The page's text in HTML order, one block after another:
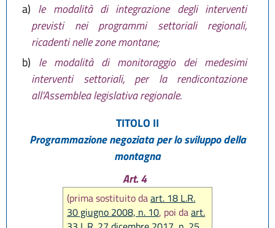
a) le modalità di integrazione degli interventi
previsti nei programmi settoriali regionali,
ricadenti nelle zone montane;
b) le modalità di monitoraggio dei medesimi
interventi settoriali, per la rendicontazione
all'Assemblea legislativa regionale.
TITOLO II
Programmazione negoziata per lo sviluppo della
montagna
Art. 4
(prima sostituito daart. 18 L.R.
30 giugno 2008, n. 10, poi daart.